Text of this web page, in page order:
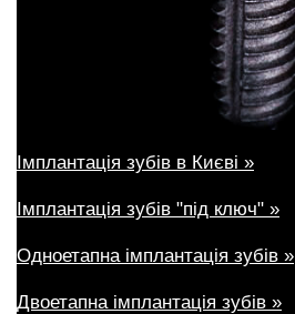
Імплантація зубів в Києві »
Імплантація зубів "під ключ" »
Одноетапна імплантація зубів »
Двоетапна імплантація зубів »